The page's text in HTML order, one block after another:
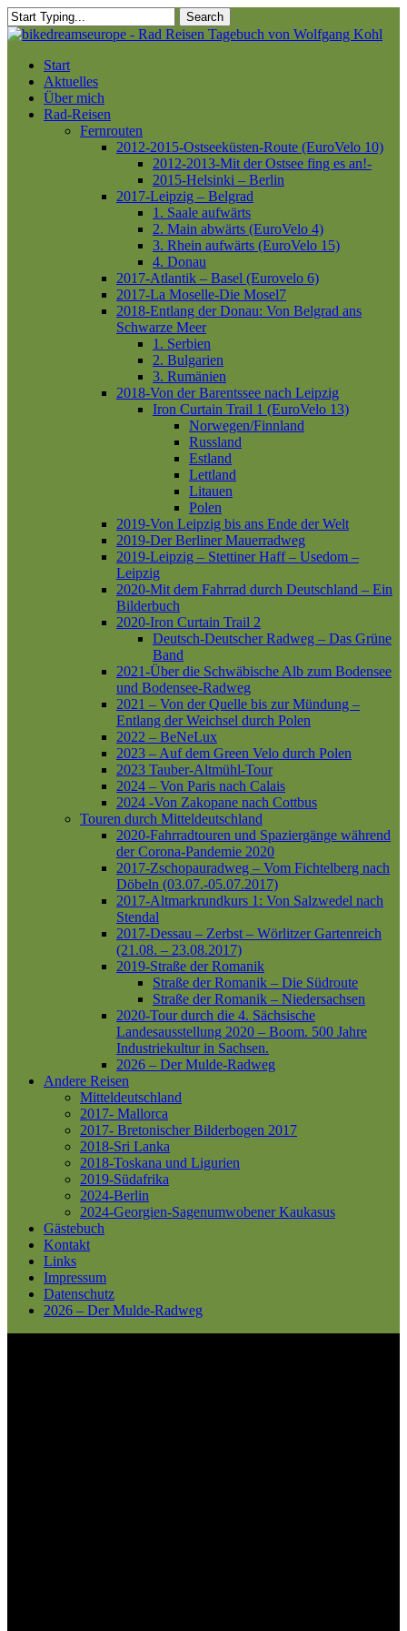
Skip
to
content
Search
Close
Menu
Start
Aktuelles
Über mich
Rad-Reisen
Fernrouten
2012-2015-Ostseeküsten-Route (EuroVelo 10)
2012-2013-Mit der Ostsee fing es an!-
2015-Helsinki – Berlin
2017-Leipzig – Belgrad
1. Saale aufwärts
2. Main abwärts (EuroVelo 4)
3. Rhein aufwärts (EuroVelo 15)
4. Donau
2017-Atlantik – Basel (Eurovelo 6)
2017-La Moselle-Die Mosel7
2018-Entlang der Donau: Von Belgrad ans
Schwarze Meer
1. Serbien
2. Bulgarien
3. Rumänien
2018-Von der Barentssee nach Leipzig
Iron Curtain Trail 1 (EuroVelo 13)
Norwegen/Finnland
Russland
Estland
Lettland
Litauen
Polen
2019-Von Leipzig bis ans Ende der Welt
2019-Der Berliner Mauerradweg
2019-Leipzig – Stettiner Haff – Usedom –
Leipzig
2020-Mit dem Fahrrad durch Deutschland – Ein
Bilderbuch
2020-Iron Curtain Trail 2
Deutsch-Deutscher Radweg – Das Grüne
Band
2021-Über die Schwäbische Alb zum Bodensee
und Bodensee-Radweg
2021 – Von der Quelle bis zur Mündung –
Entlang der Weichsel durch Polen
2022 – BeNeLux
2023 – Auf dem Green Velo durch Polen
2023 Tauber-Altmühl-Tour
2024 – Von Paris nach Calais
2024 -Von Zakopane nach Cottbus
Touren durch Mitteldeutschland
2020-Fahrradtouren und Spaziergänge während
der Corona-Pandemie 2020
2017-Zschopauradweg – Vom Fichtelberg nach
Döbeln (03.07.-05.07.2017)
2017-Altmarkrundkurs 1: Von Salzwedel nach
Stendal
2017-Dessau – Zerbst – Wörlitzer Gartenreich
(21.08. – 23.08.2017)
2019-Straße der Romanik
Straße der Romanik – Die Südroute
Straße der Romanik – Niedersachsen
2020-Tour durch die 4. Sächsische
Landesausstellung 2020 – Boom. 500 Jahre
Industriekultur in Sachsen.
2026 – Der Mulde-Radweg
Andere Reisen
Mitteldeutschland
2017- Mallorca
2017- Bretonischer Bilderbogen 2017
2018-Sri Lanka
2018-Toskana und Ligurien
2019-Südafrika
2024-Berlin
2024-Georgien-Sagenumwobener Kaukasus
Gästebuch
Kontakt
Links
Impressum
Datenschutz
2026 – Der Mulde-Radweg